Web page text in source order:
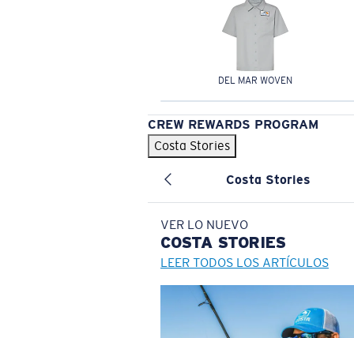
DEL MAR WOVEN
CREW REWARDS PROGRAM
Costa Stories
Costa Stories
VER LO NUEVO
COSTA STORIES
LEER TODOS LOS ARTÍCULOS